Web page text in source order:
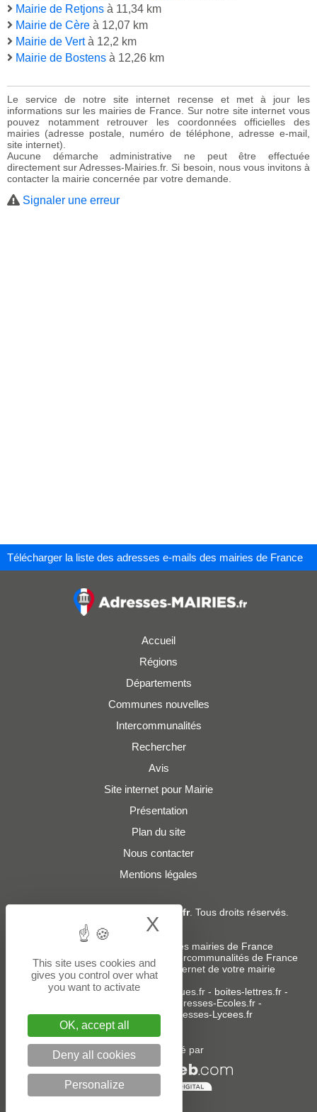
Mairie de Retjons à 11,34 km
Mairie de Cère à 12,07 km
Mairie de Vertà 12,2 km
Mairie de Bostens à 12,26 km
Le service de notre site internet recense et met à jour les
informations sur les mairies de France. Sur notre site internet vous
pouvez notamment retrouver les coordonnées officielles des
mairies (adresse postale, numéro de téléphone, adresse e-mail,
site internet).
Aucune démarche administrative ne peut être effectuée
directement sur Adresses-Mairies.fr. Si besoin, nous vous invitons à
contacter la mairie concernée par votre demande.
Signaler une erreur
Télécharger la liste des adresses e-mails des mairies de France
Accueil
Régions
Départements
Communes nouvelles
Intercommunalités
Rechercher
Avis
Site internet pour Mairie
Présentation
Plan du site
Nous contacter
Mentions légales
Adresses-Mairies.fr. Tous droits réservés.
Services :
Liste des adresses e-mails des mairies de France
Liste des adresses e-mails des intercommunalités de France
-Création ou refonte du site internet de votre mairie
Sites partenaires:donneespubliques.fr- boites-lettres.fr-
Adresses-Ecoles.fr -
Adresses-Colleges.fr- Adresses-Lycees.fr
Un service édité par
This site uses cookies and
gives you control over what
you want to activate
OK, accept all
Deny all cookies
Personalize
X